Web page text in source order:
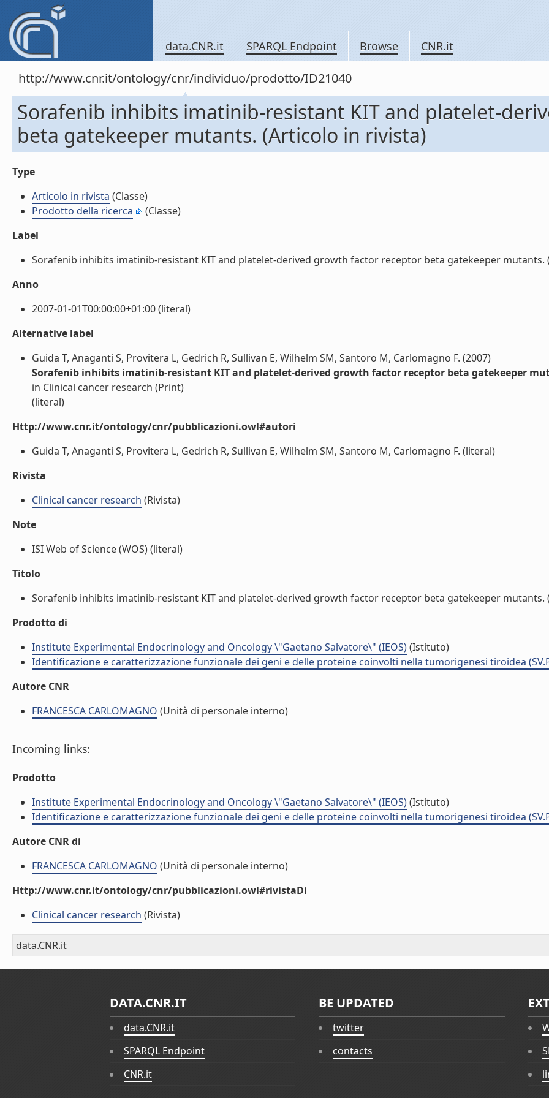
data.CNR.it SPARQL Endpoint Browse CNR.it
http://www.cnr.it/ontology/cnr/individuo/prodotto/ID21040
Sorafenib inhibits imatinib-resistant KIT and platelet-
beta gatekeeper mutants. (Articolo in rivista)
Type
Articolo in rivista (Classe)
Prodotto della ricerca
(Classe)
Label
Sorafenib inhibits imatinib-resistant KIT and platelet-derived growth factor receptor beta gatekeeper mutants.
Anno
2007-01-01T00:00:00+01:00 (literal)
Alternative label
Guida T, Anaganti S, Provitera L, Gedrich R, Sullivan E, Wilhelm SM, Santoro M, Carlomagno F. (2007)
Sorafenib inhibits imatinib-resistant KIT and platelet-derived growth factor receptor beta gatekeeper
in Clinical cancer research (Print)
(literal)
Http://www.cnr.it/ontology/cnr/pubblicazioni.owl#autori
Guida T, Anaganti S, Provitera L, Gedrich R, Sullivan E, Wilhelm SM, Santoro M, Carlomagno F. (literal)
Rivista
Clinical cancer research (Rivista)
Note
ISI Web of Science (WOS) (literal)
Titolo
Sorafenib inhibits imatinib-resistant KIT and platelet-derived growth factor receptor beta gatekeeper mutants.
Prodotto di
Institute Experimental Endocrinology and Oncology \"Gaetano Salvatore\" (IEOS)(Istituto)
Identificazione e caratterizzazione funzionale dei geni e delle proteine coinvolti nella tumorigenesi tiroidea
Autore CNR
FRANCESCA CARLOMAGNO (Unità di personale interno)
Incoming links:
Prodotto
Institute Experimental Endocrinology and Oncology \"Gaetano Salvatore\" (IEOS)(Istituto)
Identificazione e caratterizzazione funzionale dei geni e delle proteine coinvolti nella tumorigenesi tiroidea
Autore CNR di
FRANCESCA CARLOMAGNO (Unità di personale interno)
Http://www.cnr.it/ontology/cnr/pubblicazioni.owl#rivistaDi
Clinical cancer research (Rivista)
data.CNR.it
DATA.CNR.IT
data.CNR.it
SPARQL Endpoint
CNR.it
BE UPDATED
twitter
contacts